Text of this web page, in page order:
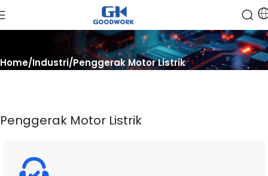
Home Industri Penggerak Motor Listrik
Penggerak Motor Listrik